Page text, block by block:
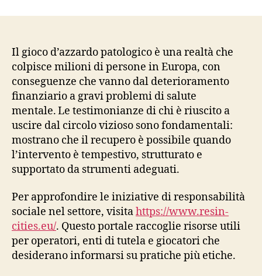
Come
i
Live
Dealer
e
la
Conformità
Normativa
Hanno
di
Recupero
Il gioco d’azzardo patologico è una realtà che
colpisce milioni di persone in Europa, con
conseguenze che vanno dal deterioramento
finanziario a gravi problemi di salute
mentale. Le testimonianze di chi è riuscito a
uscire dal circolo vizioso sono fondamentali:
mostrano che il recupero è possibile quando
l’intervento è tempestivo, strutturato e
supportato da strumenti adeguati.
Per approfondire le iniziative di responsabilità
sociale nel settore, visitahttps://www.resin-
cities.eu/. Questo portale raccoglie risorse utili
per operatori, enti di tutela e giocatori che
desiderano informarsi su pratiche più etiche.